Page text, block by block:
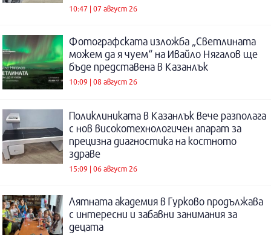
10:47 | 07 август 26
Фотографската изложба „Светлината
можем да я чуем“ на Ивайло Нягалов ще
бъде представена в Казанлък
10:09 | 08 август 26
Поликлиниката в Казанлък вече разполага
с нов високотехнологичен апарат за
прецизна диагностика на костното
здраве
15:09 | 06 август 26
Лятната академия в Гурково продължава
с интересни и забавни занимания за
децата